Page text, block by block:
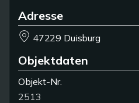
Adresse
47229 Duisburg
Objektdaten
Objekt-Nr.
2513